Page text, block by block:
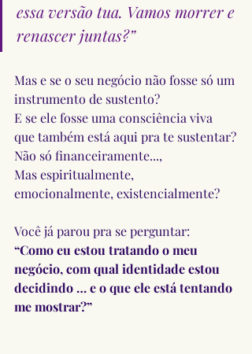
essa versão tua. Vamos morrer e
renascer juntas?”
Mas e se o seu negócio não fosse só um
instrumento de sustento?
E se ele fosse uma consciência viva
que também está aqui pra te sustentar?
Não só financeiramente...,
Mas espiritualmente,
emocionalmente, existencialmente?
Você já parou pra se perguntar:
“Como eu estou tratando o meu
negócio, com qual identidade estou
decidindo … e o que ele está tentando
me mostrar?”